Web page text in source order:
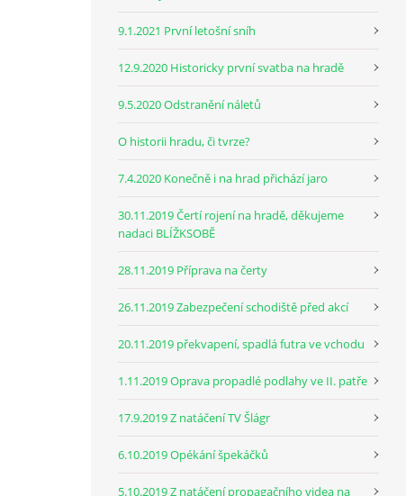
9.1.2021 První letošní sníh
12.9.2020 Historicky první svatba na hradě
9.5.2020 Odstranění náletů
O historii hradu, či tvrze?
7.4.2020 Konečně i na hrad přichází jaro
30.11.2019 Čertí rojení na hradě, děkujeme
nadaci BLÍŽKSOBĚ
28.11.2019 Příprava na čerty
26.11.2019 Zabezpečení schodiště před akcí
20.11.2019 překvapení, spadlá futra ve vchodu
1.11.2019 Oprava propadlé podlahy ve II. patře
17.9.2019 Z natáčení TV Šlágr
6.10.2019 Opékání špekáčků
5.10.2019 Z natáčení propagačního videa na